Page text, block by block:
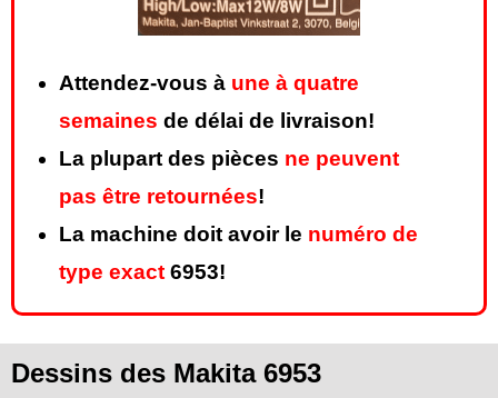
Attendez-vous à une à quatre
semaines de délai de livraison!
La plupart des pièces ne peuvent
pas être retournées!
La machine doit avoir le numéro de
type exact 6953!
Dessins des Makita 6953